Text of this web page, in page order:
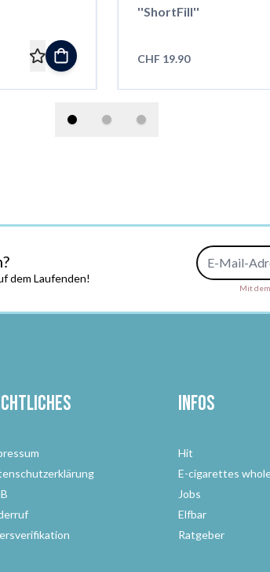
''ShortFill''
CHF 19.90
dem Laufenden!
E-Mail-
Mit
Infos
Hit
E-cigarettes
Jobs
Elfbar
Ratgeber